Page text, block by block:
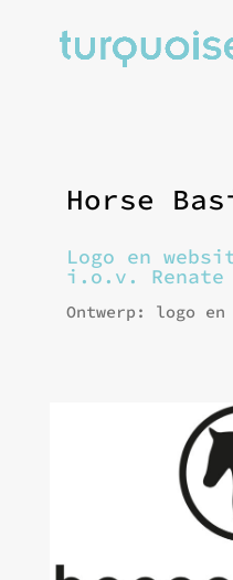
Horse
Logo en
i.o.v. Renate
Ontwerp: logo en